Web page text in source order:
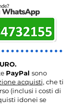
PayPal sono
acquisti, che ti
(inclusi i costi di
idonei se